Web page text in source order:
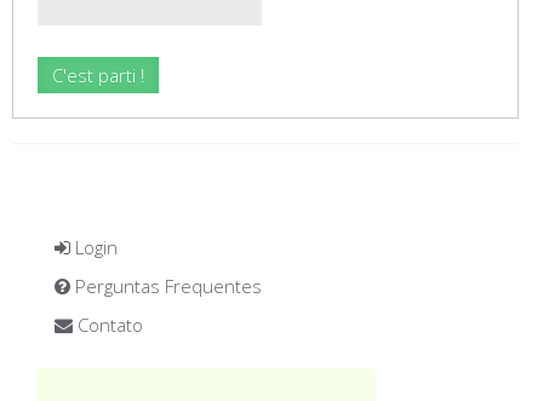
Login
Perguntas Frequentes
Contato